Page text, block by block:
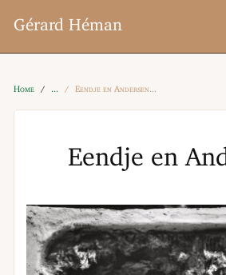
Gérard Héman
Home Eendje en Andersen
Eendje en